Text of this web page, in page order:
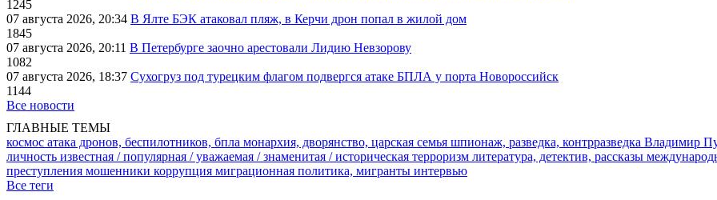
1245
07 августа 2026, 20:34 В Ялте БЭК атаковал пляж, в Керчи дрон попал в жилой дом
1845
07 августа 2026, 20:11 В Петербурге заочно арестовали Лидию Невзорову
1082
07 августа 2026, 18:37 Сухогруз под турецким флагом подвергся атаке БПЛА у порта Новороссийск
1144
Все новости
ГЛАВНЫЕ ТЕМЫ
космос атака дронов, беспилотников, бпла монархия, дворянство, царская семья шпионаж, разведка, контрразведка Владимир
личность известная / популярная / уважаемая / знаменитая / историческая терроризм литература, детектив, рассказы
преступления мошенники коррупция миграционная политика, мигранты интервью
Все теги